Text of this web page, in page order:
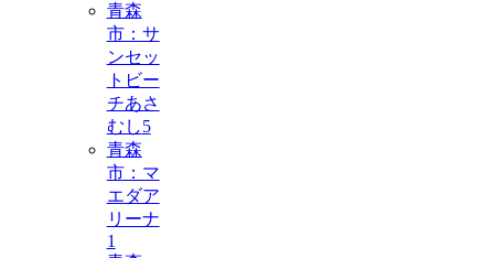
青森
市：サ
ンセッ
トビー
チあさ
むし5
青森
市：マ
エダア
リーナ
1